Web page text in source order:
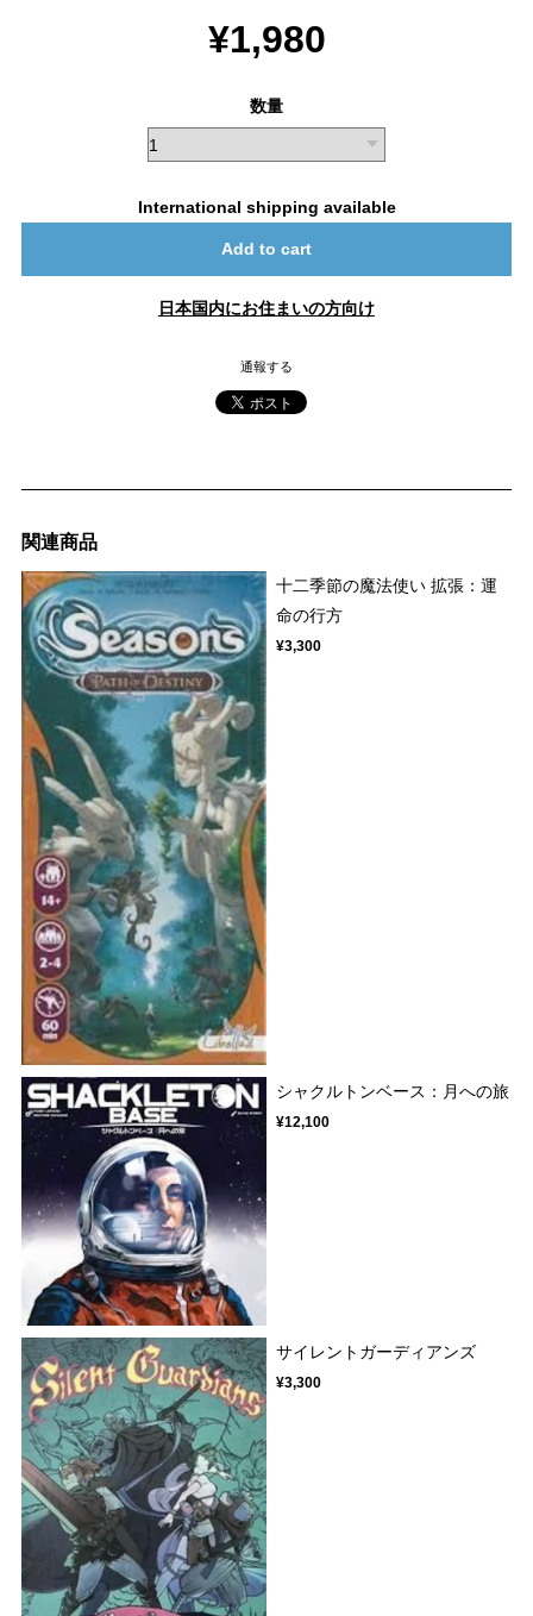
¥1,980
数量
International shipping available
Add to cart
日本国内にお住まいの方向け
通報する
関連商品
十二季節の魔法使い 拡張：運
命の行方
¥3,300
シャクルトンベース：月への旅
¥12,100
サイレントガーディアンズ
¥3,300